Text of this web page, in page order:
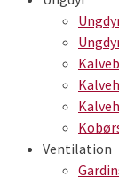
Ventilation